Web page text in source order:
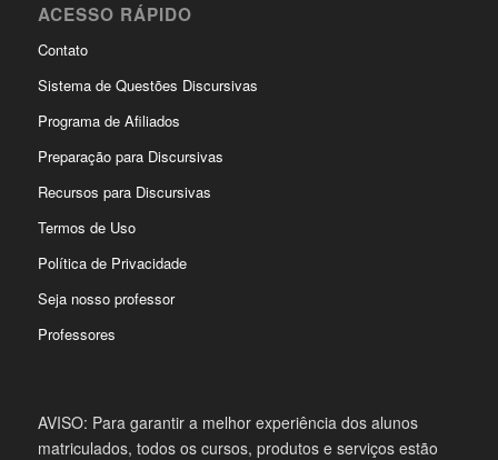
ACESSO RÁPIDO
Contato
Sistema de Questões Discursivas
Programa de Afiliados
Preparação para Discursivas
Recursos para Discursivas
Termos de Uso
Política de Privacidade
Seja nosso professor
Professores
AVISO: Para garantir a melhor experiência dos alunos
matriculados, todos os cursos, produtos e serviços estão